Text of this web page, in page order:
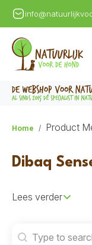
Home Product
Dibaq
Lees verder
Search